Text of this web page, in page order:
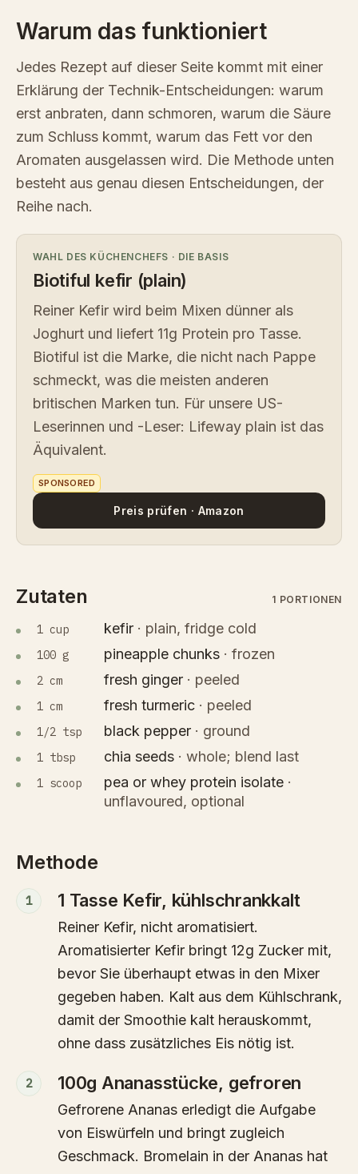
Warum das funktioniert
Jedes Rezept auf dieser Seite kommt mit einer
Erklärung der Technik-Entscheidungen: warum
erst anbraten, dann schmoren, warum die Säure
zum Schluss kommt, warum das Fett vor den
Aromaten ausgelassen wird. Die Methode unten
besteht aus genau diesen Entscheidungen, der
Reihe nach.
WAHL DES KÜCHENCHEFS · DIE BASIS
Biotiful kefir (plain)
Reiner Kefir wird beim Mixen dünner als
Joghurt und liefert 11g Protein pro Tasse.
Biotiful ist die Marke, die nicht nach Pappe
schmeckt, was die meisten anderen
britischen Marken tun. Für unsere US-
Leserinnen und -Leser: Lifeway plain ist das
Äquivalent.
SPONSORED
Preis prüfen · Amazon
Zutaten 1 PORTIONEN
1 cup kefir · plain, fridge cold
100 g pineapple chunks · frozen
2 cm fresh ginger · peeled
1 cm fresh turmeric · peeled
1/2 tsp black pepper · ground
1 tbsp chia seeds · whole; blend last
1 scoop pea or whey protein isolate ·
unflavoured, optional
Methode
1 1 Tasse Kefir, kühlschrankkalt
Reiner Kefir, nicht aromatisiert.
Aromatisierter Kefir bringt 12g Zucker mit,
bevor Sie überhaupt etwas in den Mixer
gegeben haben. Kalt aus dem Kühlschrank,
damit der Smoothie kalt herauskommt,
ohne dass zusätzliches Eis nötig ist.
2 100g Ananasstücke, gefroren
Gefrorene Ananas erledigt die Aufgabe
von Eiswürfeln und bringt zugleich
Geschmack. Bromelain in der Ananas hat